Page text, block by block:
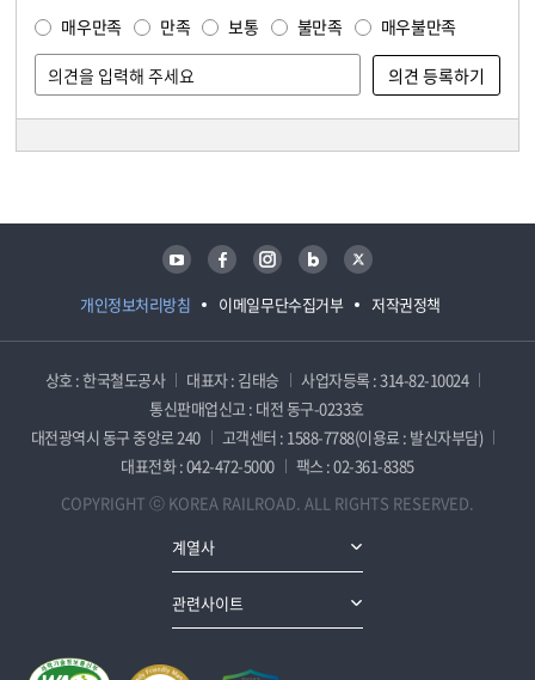
매우만족 만족 보통 불만족 매우불만족
개인정보처리방침 이메일무단수집거부 저작권정책
유튜브 페이스북 인스타그램 블로그 트위터
상호 : 한국철도공사 대표자 : 김태승
사업자등록 : 314-82-10024
통신판매업신고 : 대전 동구-0233호
대전광역시 동구 중앙로 240
고객센터 : 1588-7788(이용료 : 발신자부담)
대표전화 : 042-472-5000
팩스 : 02-361-8385
COPYRIGHT ⓒ KOREA RAILROAD. ALL RIGHTS RESERVED.
계열사
관련사이트